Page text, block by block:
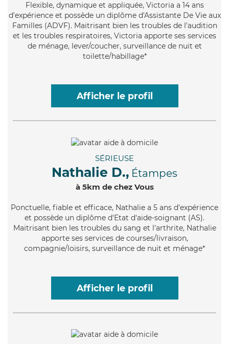
Flexible, dynamique et appliquée, Victoria a 14 ans
d'expérience et possède un diplôme d'Assistante De Vie aux
Familles (ADVF). Maitrisant bien les troubles de l'audition
et les troubles respiratoires, Victoria apporte ses services
de ménage, lever/coucher, surveillance de nuit et
toilette/habillage*
Afficher le profil
SÉRIEUSE
Nathalie D., Étampes
à 5km de chez Vous
Ponctuelle, fiable et efficace, Nathalie a 5 ans d'expérience
et possède un diplôme d'Etat d'aide-soignant (AS).
Maitrisant bien les troubles du sang et l'arthrite, Nathalie
apporte ses services de courses/livraison,
compagnie/loisirs, surveillance de nuit et ménage*
Afficher le profil